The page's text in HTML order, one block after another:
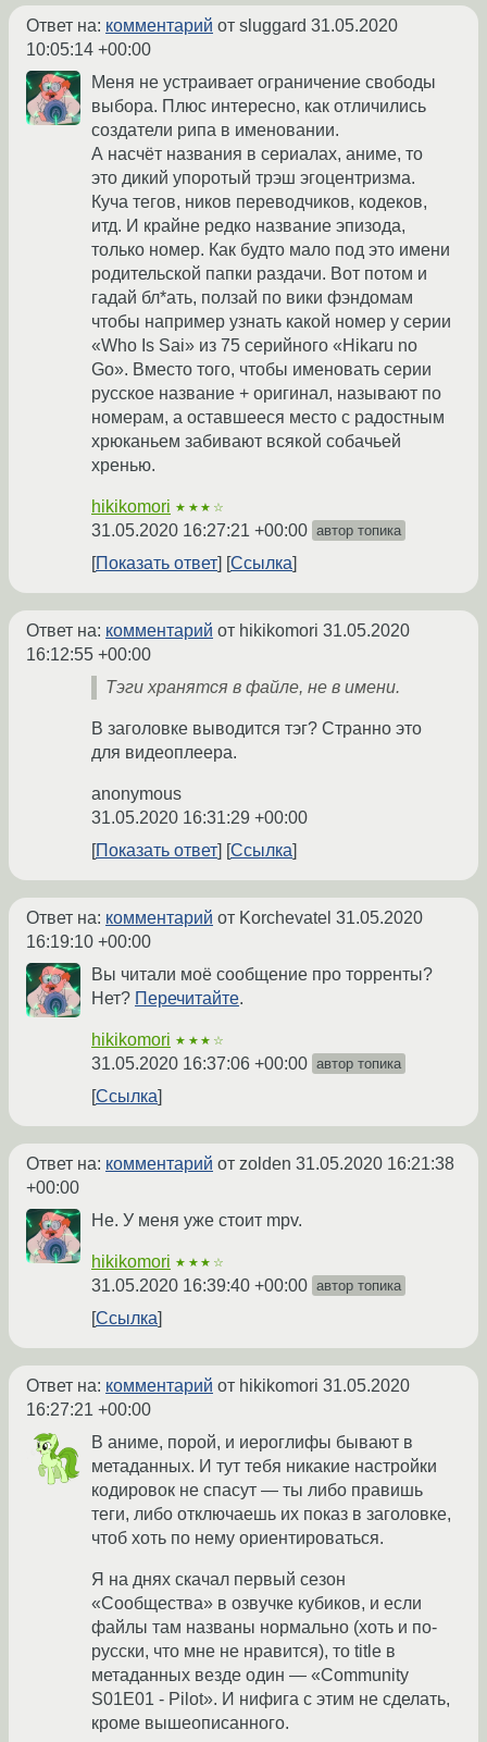
Ответ на: комментарий от sluggard 31.05.2020
10:05:14 +00:00
Меня не устраивает ограничение свободы
выбора. Плюс интересно, как отличились
создатели рипа в именовании.
А насчёт названия в сериалах, аниме, то
это дикий упоротый трэш эгоцентризма.
Куча тегов, ников переводчиков, кодеков,
итд. И крайне редко название эпизода,
только номер. Как будто мало под это имени
родительской папки раздачи. Вот потом и
гадай бл*ать, ползай по вики фэндомам
чтобы например узнать какой номер у серии
«Who Is Sai» из 75 серийного «Hikaru no
Go». Вместо того, чтобы именовать серии
русское название + оригинал, называют по
номерам, а оставшееся место с радостным
хрюканьем забивают всякой собачьей
хренью.
hikikomori ★★★☆
31.05.2020 16:27:21 +00:00 автор топика
Показать ответ Ссылка
Ответ на: комментарий от hikikomori 31.05.2020
16:12:55 +00:00
Тэги хранятся в файле, не в имени.
В заголовке выводится тэг? Странно это
для видеоплеера.
anonymous
31.05.2020 16:31:29 +00:00
Показать ответ
Ссылка
Ответ на: комментарий от Korchevatel 31.05.2020
16:19:10 +00:00
Вы читали моё сообщение про торренты?
Нет? Перечитайте.
hikikomori ★★★☆
31.05.2020 16:37:06 +00:00 автор топика
Ссылка
Ответ на: комментарий от zolden 31.05.2020 16:21:38
+00:00
Не. У меня уже стоит mpv.
hikikomori ★★★☆
31.05.2020 16:39:40 +00:00 автор топика
Ссылка
Ответ на: комментарий от hikikomori 31.05.2020
16:27:21 +00:00
В аниме, порой, и иероглифы бывают в
метаданных. И тут тебя никакие настройки
кодировок не спасут — ты либо правишь
теги, либо отключаешь их показ в заголовке,
чтоб хоть по нему ориентироваться.
Я на днях скачал первый сезон
«Сообщества» в озвучке кубиков, и если
файлы там названы нормально (хоть и по-
русски, что мне не нравится), то title в
метаданных везде один — «Community
S01E01 - Pilot». И нифига с этим не сделать,
кроме вышеописанного.